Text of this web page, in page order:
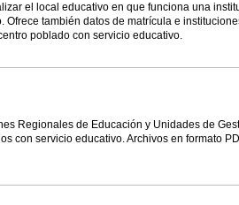
el local educativo en que funciona una
Ofrece también datos de matrícula e
poblado con servicio educativo.
Regionales de Educación y Unidades de
con servicio educativo. Archivos en formato